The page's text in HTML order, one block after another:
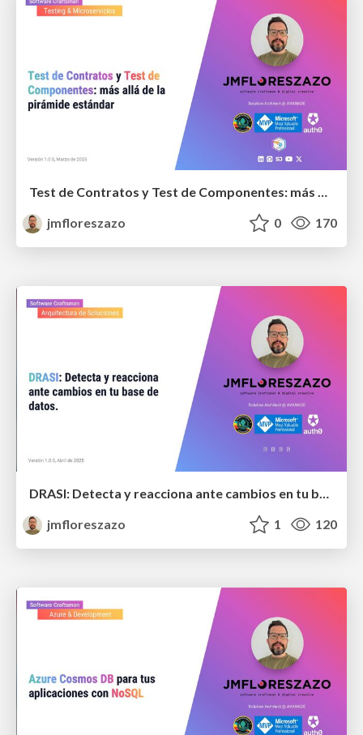
jmfloreszazo
0 170
DRASI: Detecta y reacciona ante cambios en tu base de datos
jmfloreszazo
1 120